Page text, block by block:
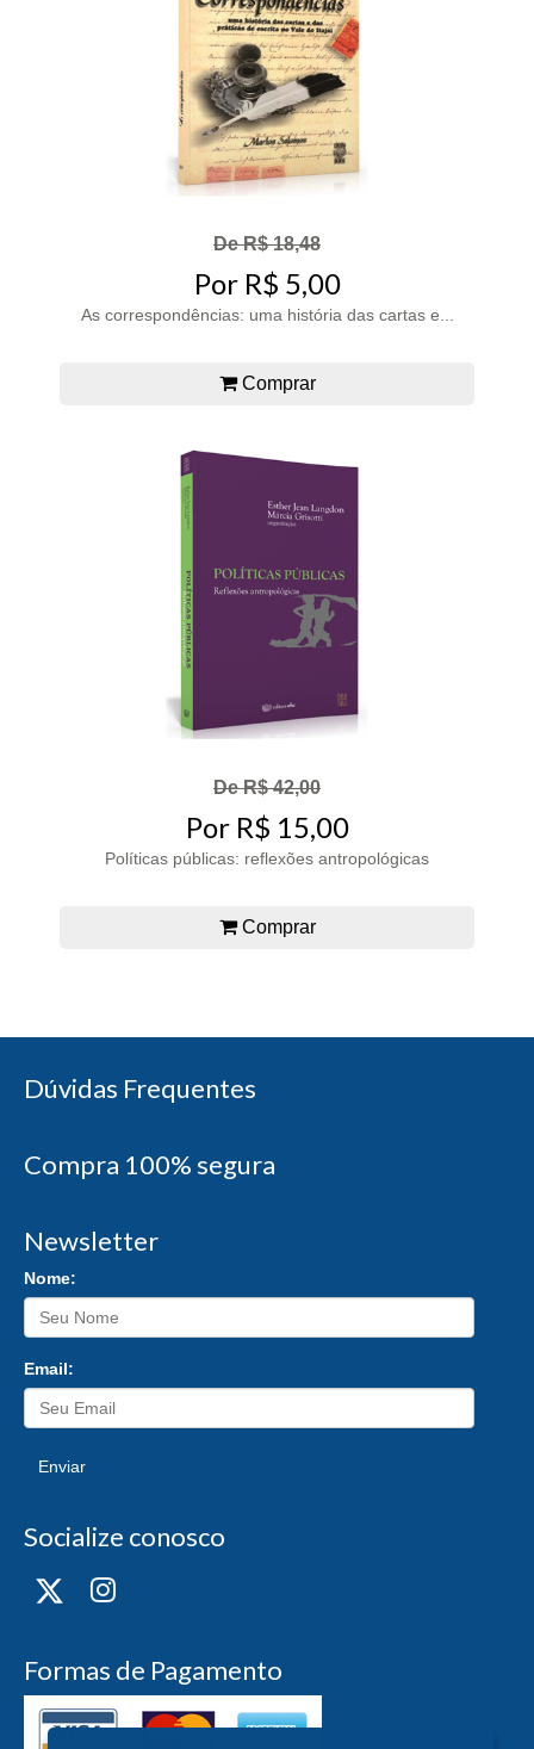
De R$ 18,48
Por R$ 5,00
As correspondências: uma história das cartas e...
Comprar
De R$ 42,00
Por R$ 15,00
Políticas públicas: reflexões antropológicas
Comprar
Dúvidas Frequentes
Compra 100% segura
Newsletter
Nome:
Email:
Enviar
Socialize conosco
Formas de Pagamento